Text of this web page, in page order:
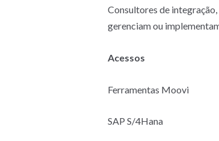
Consultores de
gerenciam ou
Acessos
Ferramentas Moovi
SAP S/4Hana